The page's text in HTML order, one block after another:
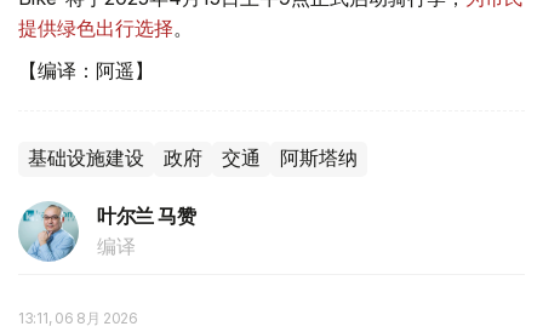
提供绿色出行选择。
【编译：阿遥】
基础设施建设 政府 交通 阿斯塔纳
叶尔兰 马赞
编译
13:11, 06 8月 2026